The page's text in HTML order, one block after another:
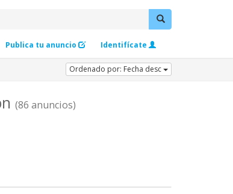
Publica tu anuncio Identifícate
Ordenado por: Fecha desc
(86 anuncios)